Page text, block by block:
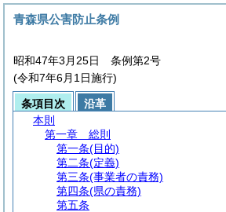
青森県公害防止条例
昭和47年3月25日 条例第2号
(令和7年6月1日施行)
条項目次
沿革
本則
第一章
総則
第一条(目的)
第二条(定義)
第三条(事業者の責務)
第四条(県の責務)
第五条